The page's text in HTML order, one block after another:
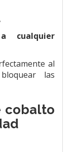
cualquier
al
las
cobalto